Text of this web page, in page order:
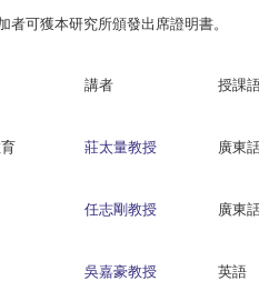
可獲本研究所頒發出席證明書。
講者 授課
莊太量教授 廣東
任志剛教授 廣東
吳嘉豪教授 英語